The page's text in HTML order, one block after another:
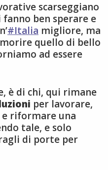
scarseggiano
ben sperare e
#Italia migliore, ma
quello di bello
ad essere
è di chi, qui rimane
per lavorare,
e riformare una
tale, e solo
di porte per